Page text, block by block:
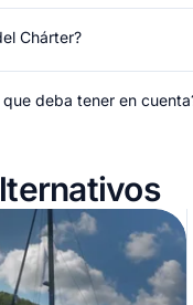
Chárter?
deba tener en